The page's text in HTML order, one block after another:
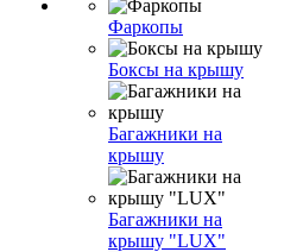
Фаркопы
Боксы на крышу
Багажники на
крышу
Багажники на
крышу "LUX"